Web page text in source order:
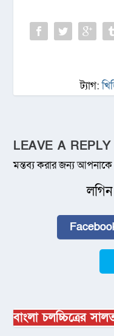
ট্যাগ:
LEAVE A REPLY
মন্তব্য করার জন্য
বাংলা চলচ্চিত্রের